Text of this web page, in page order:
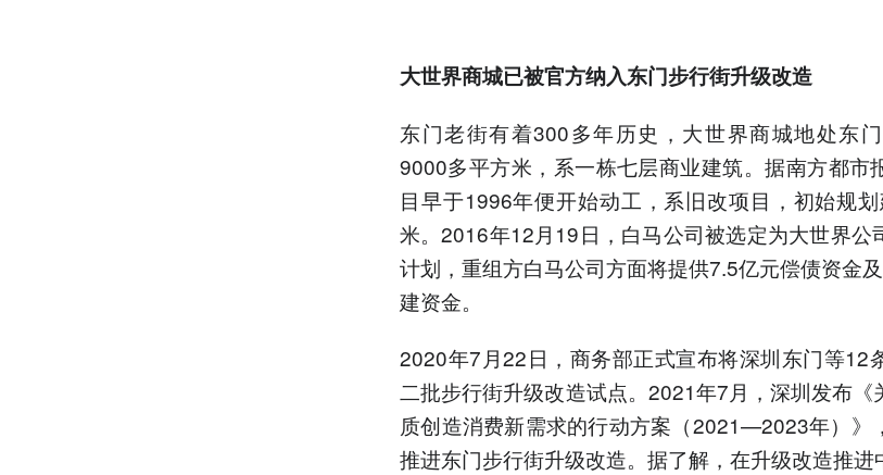
大世界商城已被官方纳入东门步行街升级改造
东门老街有着300多年历史，大世界商城地处东
9000多平方米，系一栋七层商业建筑。据南方都市
目早于1996年便开始动工，系旧改项目，初始规
米。2016年12月19日，白马公司被选定为大世界公
计划，重组方白马公司方面将提供7.5亿元偿债资金
建资金。
2020年7月22日，商务部正式宣布将深圳东门等12
二批步行街升级改造试点。2021年7月，深圳发布《
质创造消费新需求的行动方案（2021—2023年）》
推进东门步行街升级改造。据了解，在升级改造推进